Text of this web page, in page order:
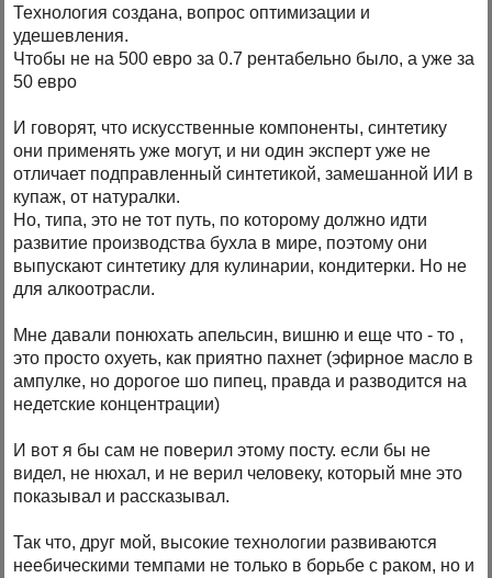
Технология создана, вопрос оптимизации и
удешевления.
Чтобы не на 500 евро за 0.7 рентабельно было, а уже за
50 евро
И говорят, что искусственные компоненты, синтетику
они применять уже могут, и ни один эксперт уже не
отличает подправленный синтетикой, замешанной ИИ в
купаж, от натуралки.
Но, типа, это не тот путь, по которому должно идти
развитие производства бухла в мире, поэтому они
выпускают синтетику для кулинарии, кондитерки. Но не
для алкоотрасли.
Мне давали понюхать апельсин, вишню и еще что - то ,
это просто охуеть, как приятно пахнет (эфирное масло в
ампулке, но дорогое шо пипец, правда и разводится на
недетские концентрации)
И вот я бы сам не поверил этому посту. если бы не
видел, не нюхал, и не верил человеку, который мне это
показывал и рассказывал.
Так что, друг мой, высокие технологии развиваются
неебическими темпами не только в борьбе с раком, но и